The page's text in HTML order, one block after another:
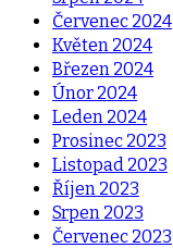
Červenec 2024
Květen 2024
Březen 2024
Únor 2024
Leden 2024
Prosinec 2023
Listopad 2023
Říjen 2023
Srpen 2023
Červenec 2023